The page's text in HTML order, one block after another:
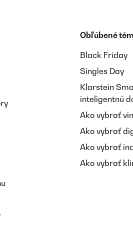
Obľúbené
Black Friday
Singles Day
Klarstein
inteligentnú
Ako vybrať
Ako vybrať
Ako vybrať
Ako vybrať